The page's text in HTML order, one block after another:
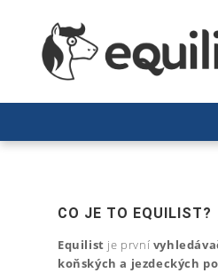
CO JE TO EQUILIST?
Equilist je první
koňských a jezdeckých